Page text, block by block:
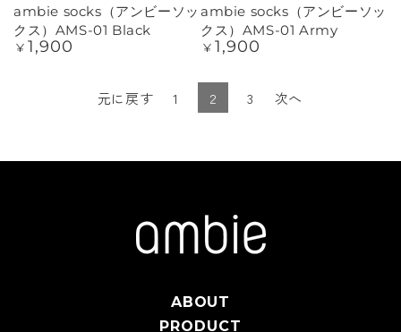
ambie socks（アンビーソッ
クス）AMS-01 Black
定
¥ 1,900
ambie socks（アンビーソッ
クス）AMS-01 Army
定
¥ 1,900
元に戻す 1 2 3 次へ
ABOUT
PRODUCT